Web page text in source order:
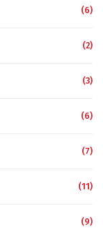
(6)
(2)
(3)
(6)
(7)
(11)
(9)